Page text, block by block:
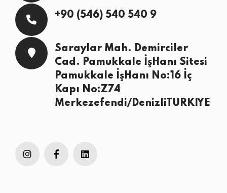
+90 (546) 540 540 9
Saraylar Mah. Demirciler
Cad. Pamukkale İşHanı Sitesi
Pamukkale İşHanı No:16 İç
Kapı No:Z74
Merkezefendi/DenizliTURKIYE